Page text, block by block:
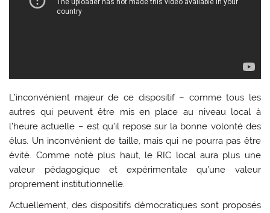
L’inconvénient majeur de ce dispositif – comme tous les
autres qui peuvent être mis en place au niveau local à
l’heure actuelle – est qu’il repose sur la bonne volonté des
élus. Un inconvénient de taille, mais qui ne pourra pas être
évité. Comme noté plus haut, le RIC local aura plus une
valeur pédagogique et expérimentale qu’une valeur
proprement institutionnelle.
Actuellement, des dispositifs démocratiques sont proposés